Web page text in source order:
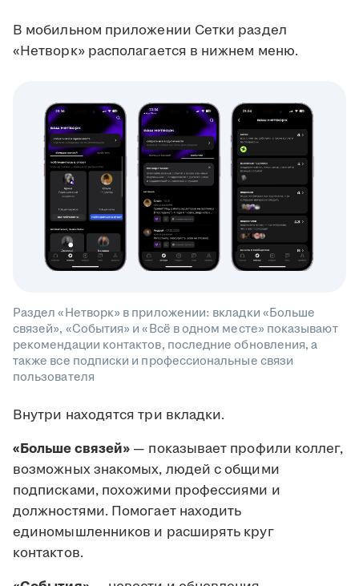
В мобильном приложении Сетки раздел
«Нетворк» располагается в нижнем меню.
Раздел «Нетворк» в приложении: вкладки «Больше
связей», «События» и «Всё в одном месте» показывают
рекомендации контактов, последние обновления, а
также все подписки и профессиональные связи
пользователя
Внутри находятся три вкладки.
«Больше связей» — показывает профили коллег,
возможных знакомых, людей с общими
подписками, похожими профессиями и
должностями. Помогает находить
единомышленников и расширять круг
контактов.